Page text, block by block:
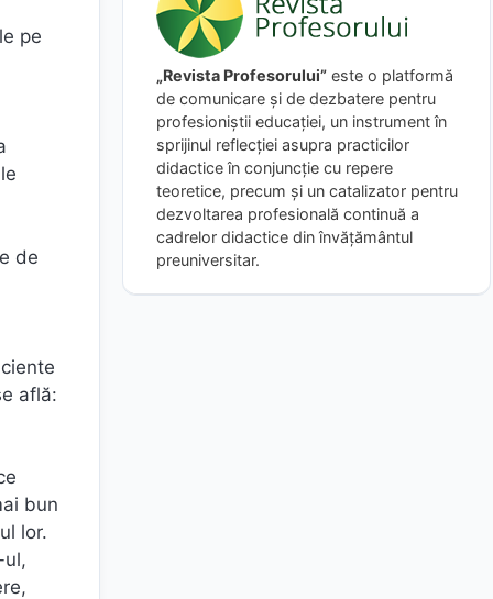
pe
de
află:
bun
lor.
ul,
„Revista Profesorului” este o platformă
de comunicare și de dezbatere pentru
profesioniștii educației, un instrument în
sprijinul reflecției asupra practicilor
didactice în conjuncție cu repere
teoretice, precum și un catalizator pentru
dezvoltarea profesională continuă a
cadrelor didactice din învățământul
preuniversitar.